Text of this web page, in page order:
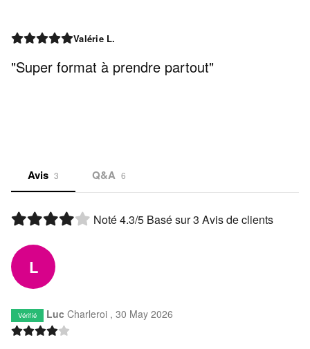
Valérie L.
"Super format à prendre partout"
Avis 3 Q&A 6
Noté4.3/5 Basé sur3 Avis de clients
L
Vérifié Luc Charleroi , 30 May 2026